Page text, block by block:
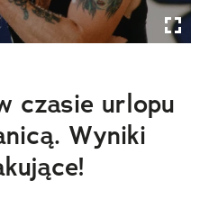
czasie urlopu
Wyniki